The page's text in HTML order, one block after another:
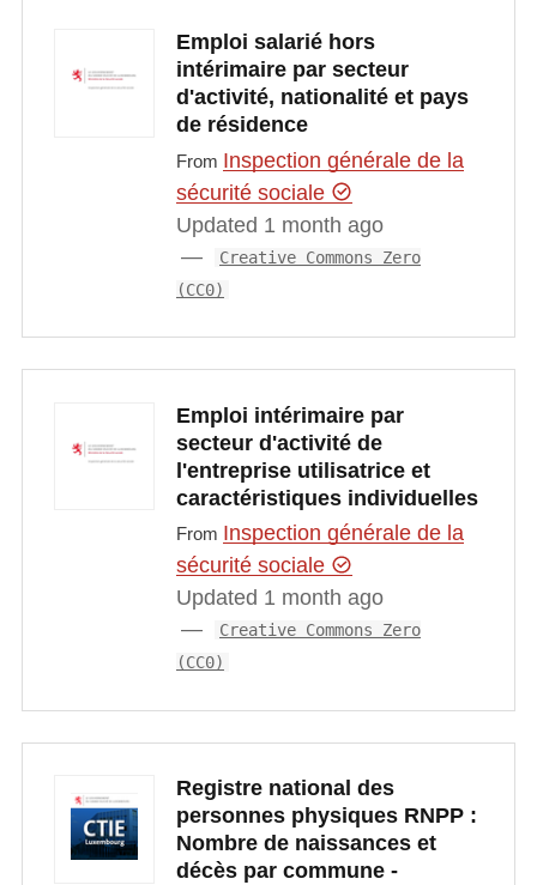
Emploi salarié hors
intérimaire par secteur
d'activité, nationalité et pays
de résidence
From Inspection générale de la
sécurité sociale
Updated 1 month ago
Creative Commons Zero
(CC0)
Emploi intérimaire par
secteur d'activité de
l'entreprise utilisatrice et
caractéristiques individuelles
From Inspection générale de la
sécurité sociale
Updated 1 month ago
Creative Commons Zero
(CC0)
Registre national des
personnes physiques RNPP :
Nombre de naissances et
décès par commune -